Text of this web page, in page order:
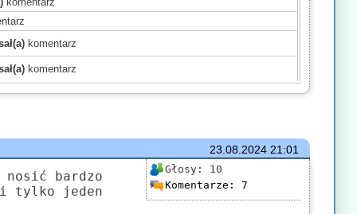
komentarz
komentarz
komentarz
komentarz
23.08.202421:01
Głosy: 10
Komentarze: 7
nosić bardzo
tylko jeden